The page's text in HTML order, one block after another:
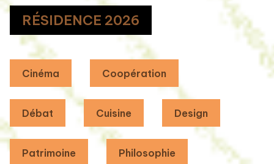
RÉSIDENCE 2026
Cinéma Coopération
Débat Cuisine Design
Patrimoine Philosophie